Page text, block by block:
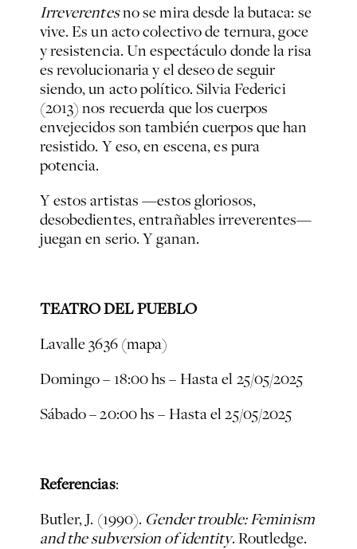
Irreverentesno se mira desde la butaca: se
vive. Es un acto colectivo de ternura, goce
y resistencia. Un espectáculo donde la risa
es revolucionaria y el deseo de seguir
siendo, un acto político. Silvia Federici
(2013) nos recuerda que los cuerpos
envejecidos son también cuerpos que han
resistido. Y eso, en escena, es pura
potencia.
Y estos artistas —estos gloriosos,
desobedientes, entrañables irreverentes—
juegan en serio. Y ganan.
TEATRO DEL PUEBLO
Lavalle 3636(mapa)
Domingo – 18:00 hs – Hasta el 25/05/2025
Sábado – 20:00 hs – Hasta el 25/05/2025
Referencias:
Butler, J. (1990). Gender trouble: Feminism
and the subversion of identity. Routledge.